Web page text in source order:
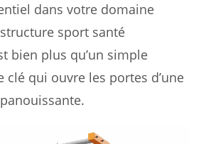
dans votre domaine
sport santé
bien plus qu’un simple
clé qui ouvre les portes d’une